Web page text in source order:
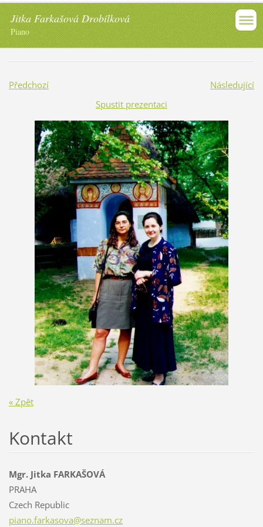
Jitka Farkašová Drobílková
Piano
Předchozí
Následující
Spustit prezentaci
« Zpět
Kontakt
Mgr. Jitka FARKAŠOVÁ
PRAHA
Czech Republic
piano.farkasova@seznam.cz